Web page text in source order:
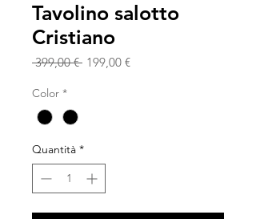
Tavolino salotto
Cristiano
399,00 € Prezzo
199,00 €Prezzo
Color *
Quantità *